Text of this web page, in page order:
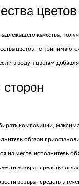
качества,
цветов не
в воду к цветам
композиции,
обязан
на месте, исполнитель
возврат средств
возврат средств в